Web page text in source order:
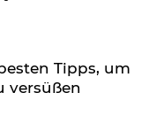
Tipps, um
versüßen